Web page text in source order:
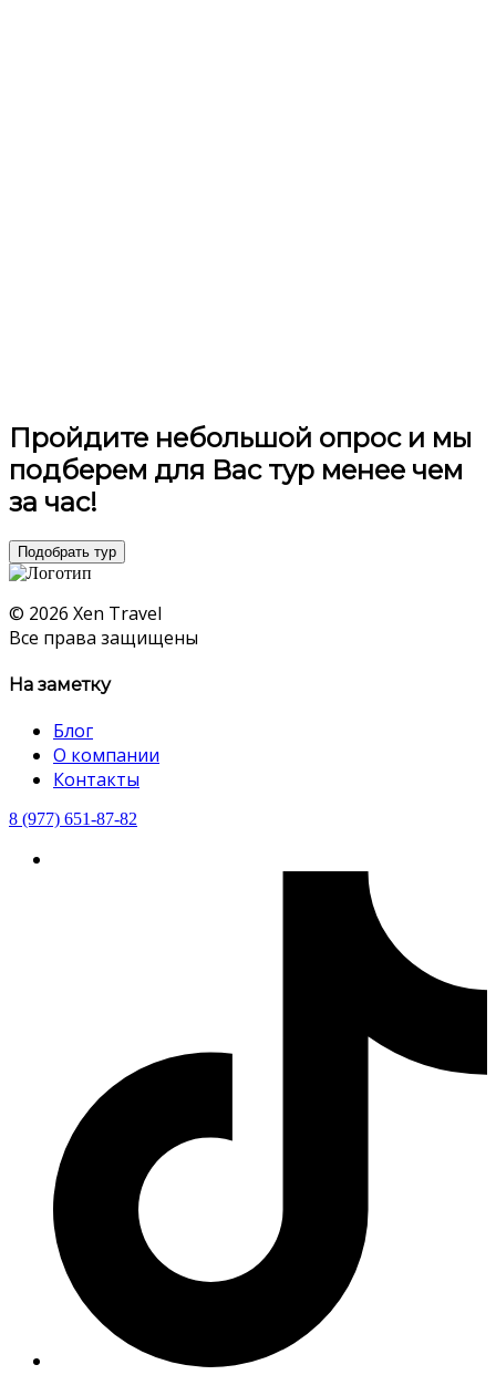
Пройдите небольшой опрос и мы
подберем для Вас тур менее чем
за час!
Подобрать тур
© 2026 Xen Travel
Все права защищены
На заметку
Блог
О компании
Контакты
8 (977) 651-87-82